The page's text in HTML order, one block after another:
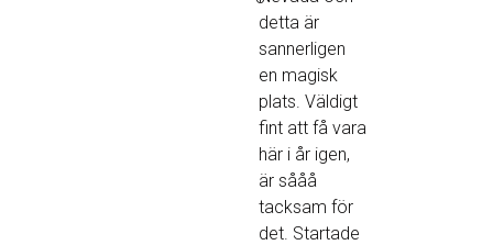
detta är
sannerligen
en magisk
plats. Väldigt
fint att få vara
här i år igen,
är sååå
tacksam för
det. Startade